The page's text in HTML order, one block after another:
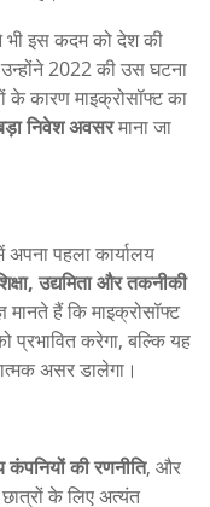
इस कदम को देश की
2022 की उस घटना
के कारण माइक्रोसॉफ्ट का
निवेश अवसरमाना जा
अपना पहला कार्यालय
उद्यमिता और तकनीकी
मानते हैं कि माइक्रोसॉफ्ट
प्रभावित करेगा, बल्कि यह
असर डालेगा।
कंपनियों की रणनीति, और
के लिए अत्यंत